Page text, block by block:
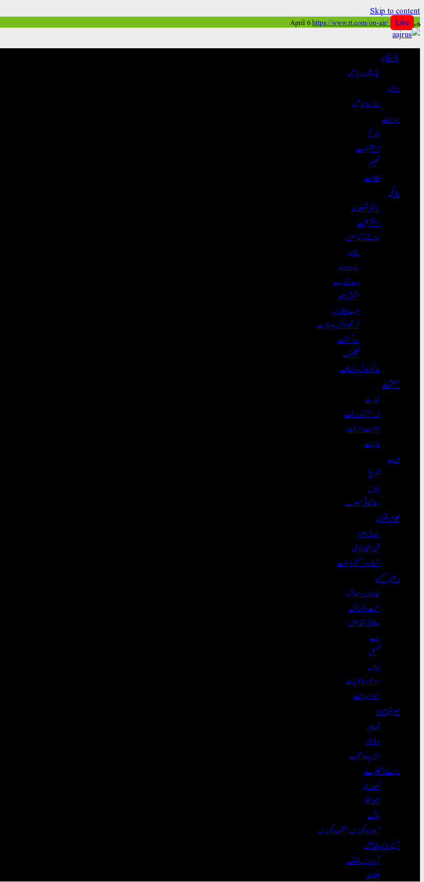
Skip to content
پیر, April 6 https://www.rt.com/on-air/ Live
پاکستان
پاکستان دنیا میں
روس
روس دنیا میں
سیاست
ابلاغ
استغرابیت
تعلیم
نظامت
عالمی
باہمی تعلقات
استشراقیت
علاقے و تہذیبیں
ستان
سندھ و ہند
بدھ تہذیب
مشرق بعید
عرب و فارس
آرتھوڈاکس عیسائیت
پروٹسٹنٹ
کیتھولک
عالمی عدل و انصاف
معیشت
تجارت
ذرائع آمدورفت
صنعت و حرفت
مالیات
ادب
تفریح
مزاح
مطالعاتی تبصرے
علوم و فنون
سماجی علوم
فن/ٹیکنالوجی
انسان و مشینی ذہانت
رہن سہن
خاندان و معاشرہ
صحت و خوراک
علاقائی تہذیبیں
طب
کھیل
لباس
موسم و ماحولیات
سیر و سیاحت
بصری مواد
تصاویر
ویڈیوز
دلچسپ و عجیب
رائے و تبصرے
لکھاری
نقطہ نظر
بلاگ
مہمان تحریریں / منتخب تحریریں
آج روس خاص
آج روس بیٹھک
ملقات